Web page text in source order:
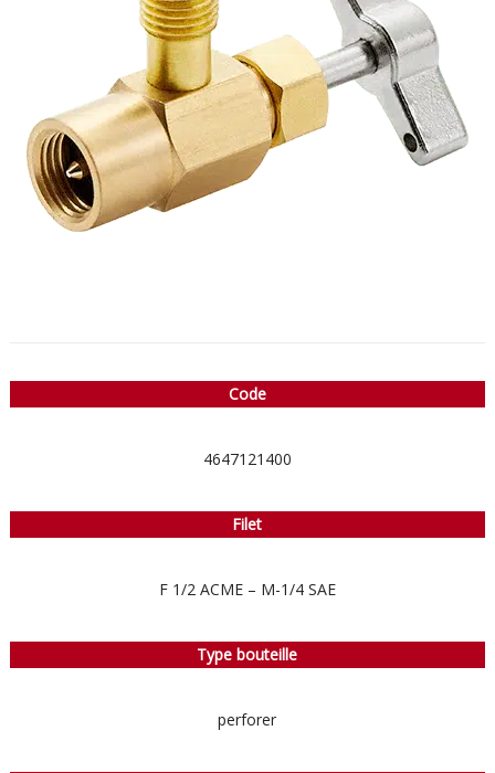
Code
4647121400
Filet
F 1/2 ACME – M-1/4 SAE
Type bouteille
perforer